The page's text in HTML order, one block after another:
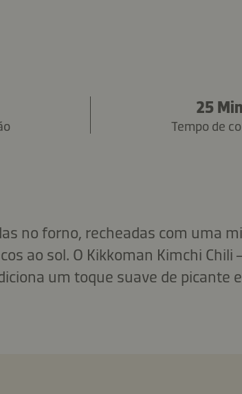
25
Tempo de
no forno, recheadas com uma
ao sol. O Kikkoman Kimchi
um toque suave de picante